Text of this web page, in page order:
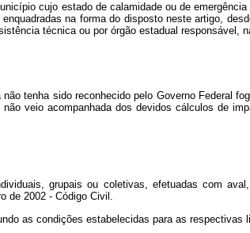
cujo estado de calamidade ou de
na forma do disposto neste artigo,
técnica ou por órgão estadual responsável,
tenha sido reconhecido pelo Governo Federal
veio acompanhada dos devidos cálculos de
grupais ou coletivas, efetuadas com
de 2002 - Código Civil.
as condições estabelecidas para as respectivas